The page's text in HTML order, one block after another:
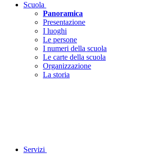
Scuola
Panoramica
Presentazione
I luoghi
Le persone
I numeri della scuola
Le carte della scuola
Organizzazione
La storia
Servizi